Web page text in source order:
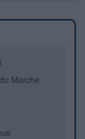
Marché